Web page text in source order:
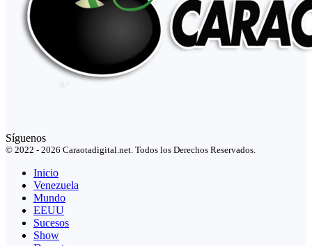
Síguenos
© 2022 - 2026 Caraotadigital.net. Todos los Derechos Reservados.
Inicio
Venezuela
Mundo
EEUU
Sucesos
Show